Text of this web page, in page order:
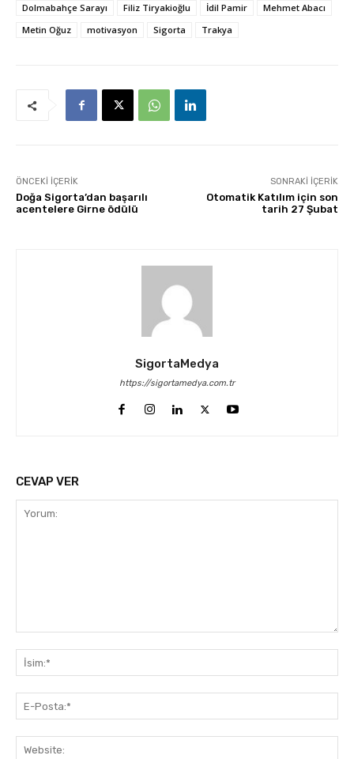
Dolmabahçe Sarayı
Filiz Tiryakioğlu İdil Pamir
Mehmet Abacı
Metin Oğuz
motivasyon Sigorta Trakya
ÖNCEKI İÇERIK
Doğa Sigorta’dan başarılı
acentelere Girne ödülü
SONRAKI İÇERIK
Otomatik Katılım için son
tarih 27 Şubat
SigortaMedya
https://sigortamedya.com.tr
CEVAP VER